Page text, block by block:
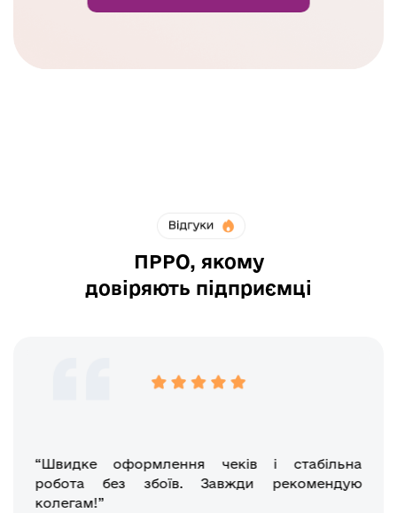
ПРРО, якому
довіряють підприємці
“Швидке оформлення чеків і стабільна
робота без збоїв. Завжди рекомендую
колегам!”